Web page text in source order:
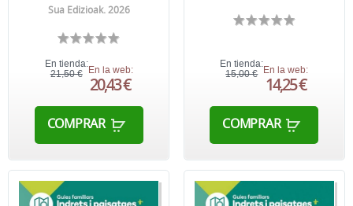
Sua Edizioak. 2026
En tienda:
21,50 € En la web:
20,43 €
COMPRAR
En tienda:
15,00 € En la web:
14,25 €
COMPRAR